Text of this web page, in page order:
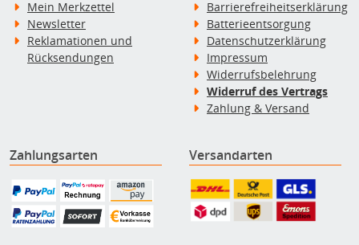
Mein Merkzettel
Newsletter
Reklamationen und
Rücksendungen
Barrierefreiheitserklärung
Batterieentsorgung
Datenschutzerklärung
Impressum
Widerrufsbelehrung
Widerruf des Vertrags
Zahlung & Versand
Zahlungsarten Versandarten